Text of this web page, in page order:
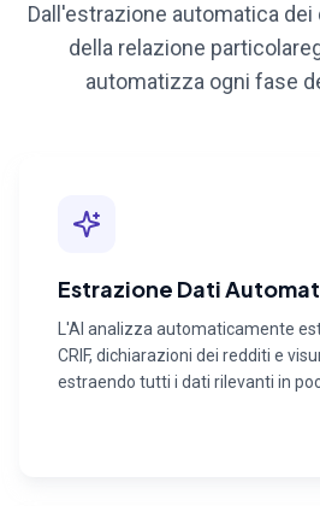
Dall'estrazione automatica dei
della relazione
automatizza ogni fase
Estrazione Dati
L'AI analizza automaticamente
CRIF, dichiarazioni dei redditi e
estraendo tutti i dati rilevanti in